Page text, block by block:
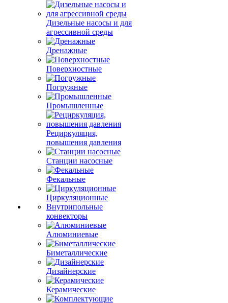
Дизельные насосы и для
агрессивной среды
Дренажные
Поверхностные
Погружные
Промышленные
Рециркуляция,
повышения давления
Станции насосные
Фекальные
Циркуляционные
Внутрипольные
конвекторы
Алюминиевые
Биметаллические
Дизайнерские
Керамические